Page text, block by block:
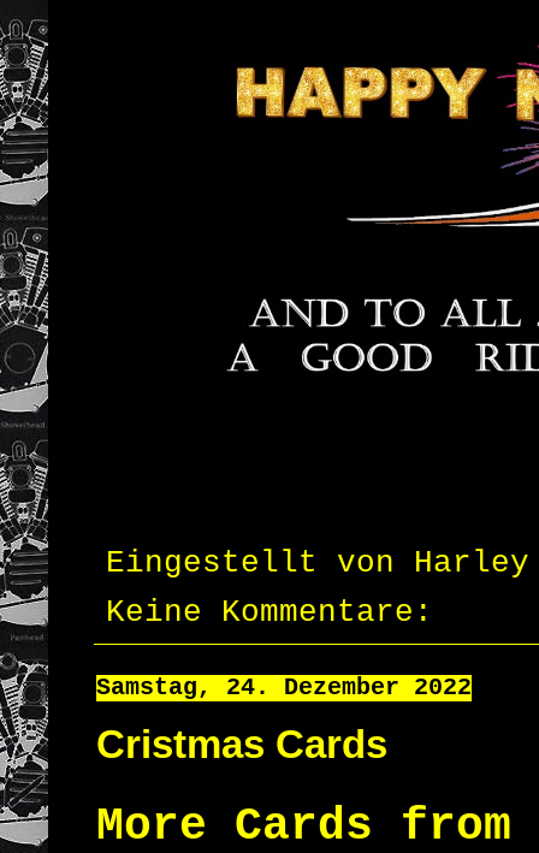
Eingestellt von
Keine Kommentare:
Samstag, 24. Dezember 2022
Cristmas Cards
More Cards